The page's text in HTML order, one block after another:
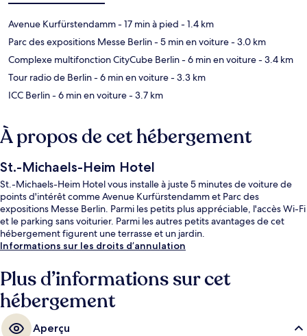
Avenue Kurfürstendamm- 17 min à pied - 1.4 km
Parc des expositions Messe Berlin- 5 min en voiture- 3.0 km
Complexe multifonction CityCube Berlin- 6 min en voiture- 3.4 km
Tour radio de Berlin- 6 min en voiture- 3.3 km
ICC Berlin- 6 min en voiture- 3.7 km
À propos de cet hébergement
St.-Michaels-Heim Hotel
St.-Michaels-Heim Hotel vous installe à juste 5 minutes de voiture de
points d'intérêt comme Avenue Kurfürstendamm et Parc des
expositions Messe Berlin. Parmi les petits plus appréciable, l'accès Wi-Fi
et le parking sans voiturier. Parmi les autres petits avantages de cet
hébergement figurent une terrasse et un jardin.
Informations sur les droits d’annulation
Plus d’informations sur cet
hébergement
Aperçu